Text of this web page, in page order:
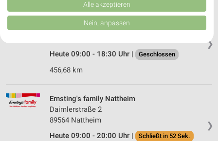
❯
Ernsting's family Nördlingen
Marktplatz 4
Heute 09:00 - 18:30 Uhr |
Geschlossen
456,68 km
❯
Ernsting's family Nattheim
Daimlerstraße 2
89564 Nattheim
Heute 09:00 - 20:00 Uhr |
Schließt in 52 Sek.
Verbesserung der Angebote. Verwendung reduzierter Daten zur Auswahl
von Inhalten.
Daten können außerhalb der Europäischen Union weitergegeben und in die
USA gesendet werden.
Website/App.
Partnerliste anzeigen (1 IAB-Anbieter)
Wir nutzen Ihre Daten für folgende Zwecke:
Speichern von oder Zugriff auf Informationen
auf einem Endgerät
Werbeanzeigen
Alle akzeptieren
Nein, anpassen